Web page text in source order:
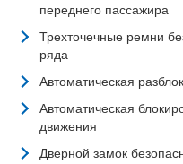
переднего пассажира
Трехточечные ремни
ряда
Автоматическая
Автоматическая
движения
Дверной замок